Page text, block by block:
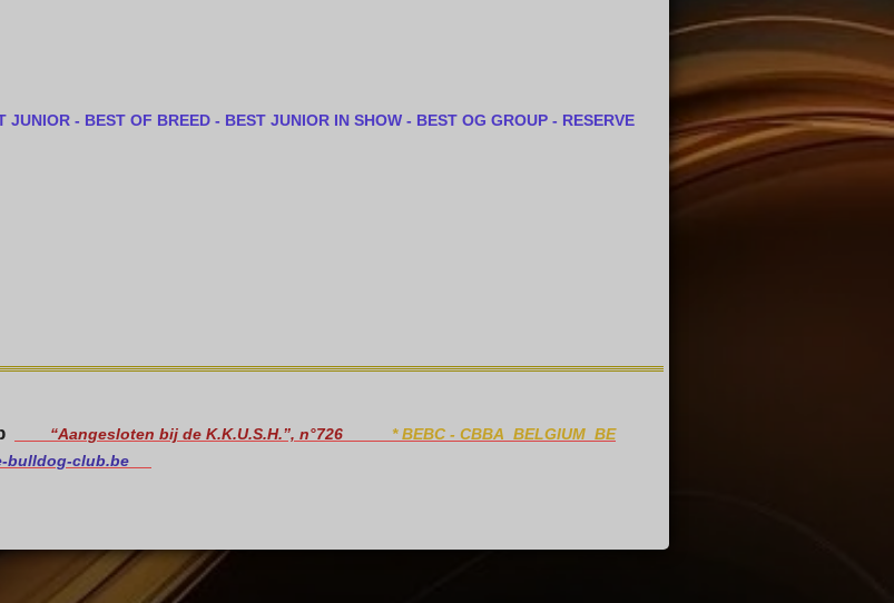
JUNIOR - BEST OF BREED - BEST JUNIOR IN SHOW - BEST OG GROUP - RESERVE
“Aangesloten bij de K.K.U.S.H.”, n°726 *BEBC - CBBA BELGIUM BE
bulldog-club.be